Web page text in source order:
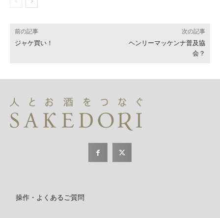
前の記事
ジャケ買い！
次の記事
ヘンリーマッケンナ普及協
会？
操作・よくあるご質問